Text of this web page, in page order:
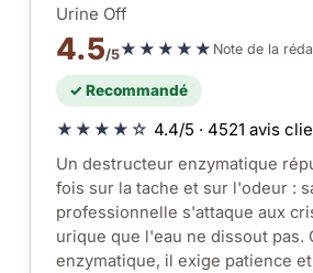
Urine Off
4.5/5★★★★★ Note de la
✓ Recommandé
★★★★☆ 4.4/5 · 4521 avis
Un destructeur enzymatique
fois sur la tache et sur l'odeur :
professionnelle s'attaque aux
urique que l'eau ne dissout pas.
enzymatique, il exige patience